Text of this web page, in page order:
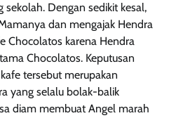
sekolah. Dengan sedikit kesal,
dan mengajak Hendra
Chocolatos karena Hendra
Chocolatos. Keputusan
tersebut merupakan
yang selalu bolak-balik
diam membuat Angel marah